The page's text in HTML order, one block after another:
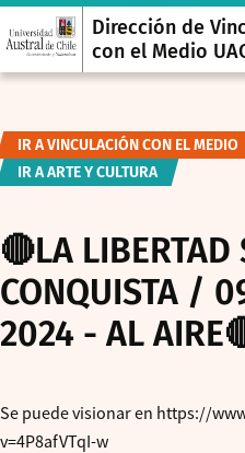
Dirección de
con el Medio
IR A VINCULACIÓN CON EL MEDIO
IR A ARTE Y CULTURA
🔴LA LIBERTAD
CONQUISTA /
2024 - AL
Se puede visionar en https://
v=4P8afVTqI-w